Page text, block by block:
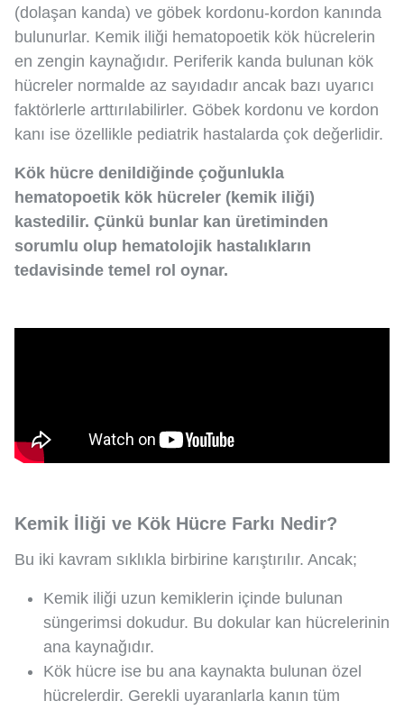
(dolaşan kanda) ve göbek kordonu-kordon kanında
bulunurlar. Kemik iliği hematopoetik kök hücrelerin
en zengin kaynağıdır. Periferik kanda bulunan kök
hücreler normalde az sayıdadır ancak bazı uyarıcı
faktörlerle arttırılabilirler. Göbek kordonu ve kordon
kanı ise özellikle pediatrik hastalarda çok değerlidir.
Kök hücre denildiğinde çoğunlukla
hematopoetik kök hücreler (kemik iliği)
kastedilir. Çünkü bunlar kan üretiminden
sorumlu olup hematolojik hastalıkların
tedavisinde temel rol oynar.
Kemik İliği ve Kök Hücre Farkı Nedir?
Bu iki kavram sıklıkla birbirine karıştırılır. Ancak;
Kemik iliği uzun kemiklerin içinde bulunan
süngerimsi dokudur. Bu dokular kan hücrelerinin
ana kaynağıdır.
Kök hücre ise bu ana kaynakta bulunan özel
hücrelerdir. Gerekli uyaranlarla kanın tüm